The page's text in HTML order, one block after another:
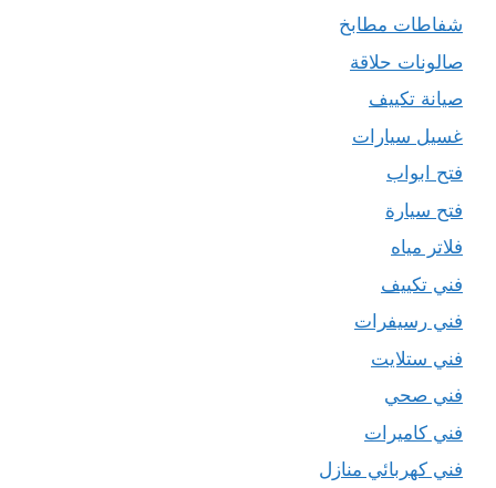
شفاطات مطابخ
صالونات حلاقة
صيانة تكييف
غسيل سيارات
فتح ابواب
فتح سيارة
فلاتر مياه
فني تكييف
فني رسيفرات
فني ستلايت
فني صحي
فني كاميرات
فني كهربائي منازل